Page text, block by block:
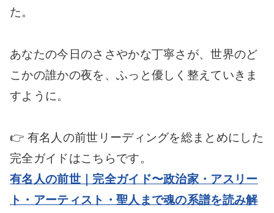
た。
あなたの今日のささやかな丁寧さが、世界のど
こかの誰かの夜を、ふっと優しく整えていきま
すように。
👉 有名人の前世リーディングを総まとめにした
完全ガイドはこちらです。
有名人の前世｜完全ガイド〜政治家・アスリー
ト・アーティスト・聖人まで魂の系譜を読み解